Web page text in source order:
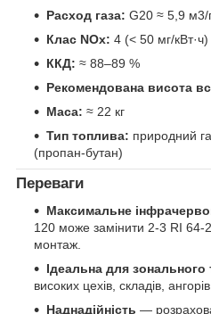
Расход газа: G20 ≈ 5,9 м3/
Клас NOx: 4 (< 50 мг/кВт·ч)
ККД: ≈ 88–89 %
Рекомендована висота
Маса: ≈ 22 кг
Тип топлива: природний
(пропан-бутан)
Переваги
Максимальне
120 може замінити 2-3 RI 64-
монтаж.
Ідеальна для зонального
високих цехів, складів, ангорів.
Наднадійність —